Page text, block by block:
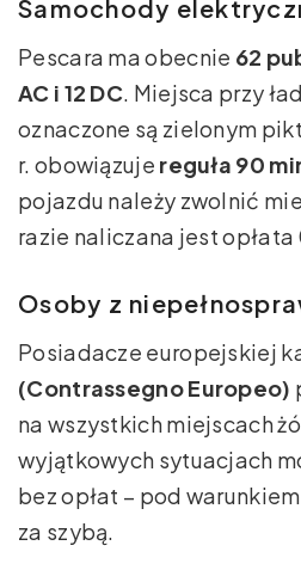
Samochody
Pescara ma obecnie 62
AC i 12 DC. Miejsca przy
oznaczone są zielonym
r. obowiązuje reguła 90
pojazdu należy zwolnić
razie naliczana jest
Osoby z
Posiadacze europejskiej
(Contrassegno Europeo)
na wszystkich miejscach
wyjątkowych sytuacjach
bez opłat – pod
za szybą.